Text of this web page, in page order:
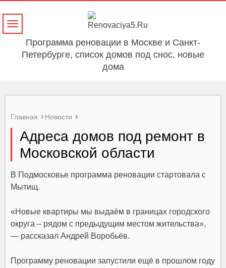
Программа реновации в Москве и Санкт-
Петербурге, список домов под снос, новые
дома
Навигация
Главная Новости
Адреса домов под ремонт в
Московской области
В Подмосковье программа реновации стартовала с
Мытищ.
«Новые квартиры мы выдаём в границах городского
округа – рядом с предыдущим местом жительства»,
— рассказал Андрей Воробьёв.
Программу реновации запустили ещё в прошлом году